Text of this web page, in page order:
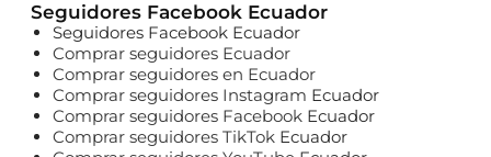
Seguidores Facebook Ecuador
Seguidores Facebook Ecuador
Comprar seguidores Ecuador
Comprar seguidores en Ecuador
Comprar seguidores Instagram Ecuador
Comprar seguidores Facebook Ecuador
Comprar seguidores TikTok Ecuador